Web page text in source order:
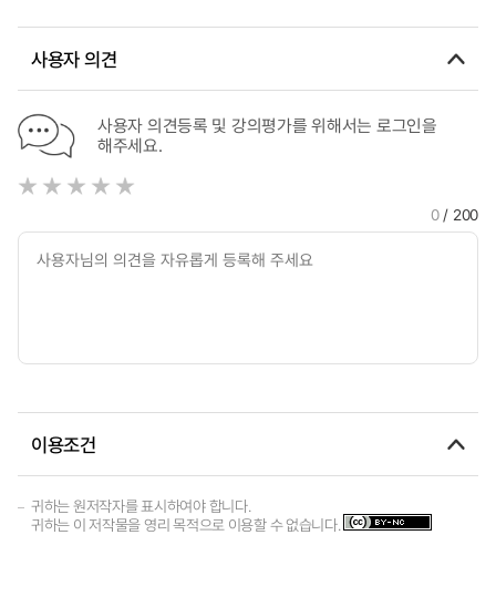
사용자 의견
사용자 의견등록 및 강의평가를 위해서는 로그인을
해주세요.
0/ 200
이용조건
귀하는 원저작자를 표시하여야 합니다.
귀하는 이 저작물을 영리 목적으로 이용할 수 없습니다.